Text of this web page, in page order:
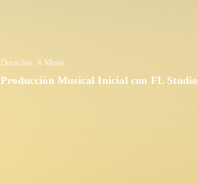
Duración: 4 Meses
Producción Musical Inicial con FL Studio